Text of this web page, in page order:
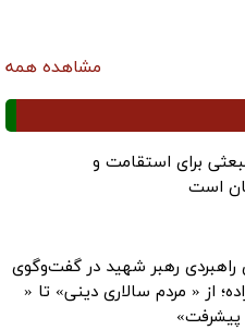
مشاهده همه
برای استقامت و
است
راهبردی رهبر شهید در گفت‌وگوی
از « مردم سالاری دینی» تا «
پیشرفت»